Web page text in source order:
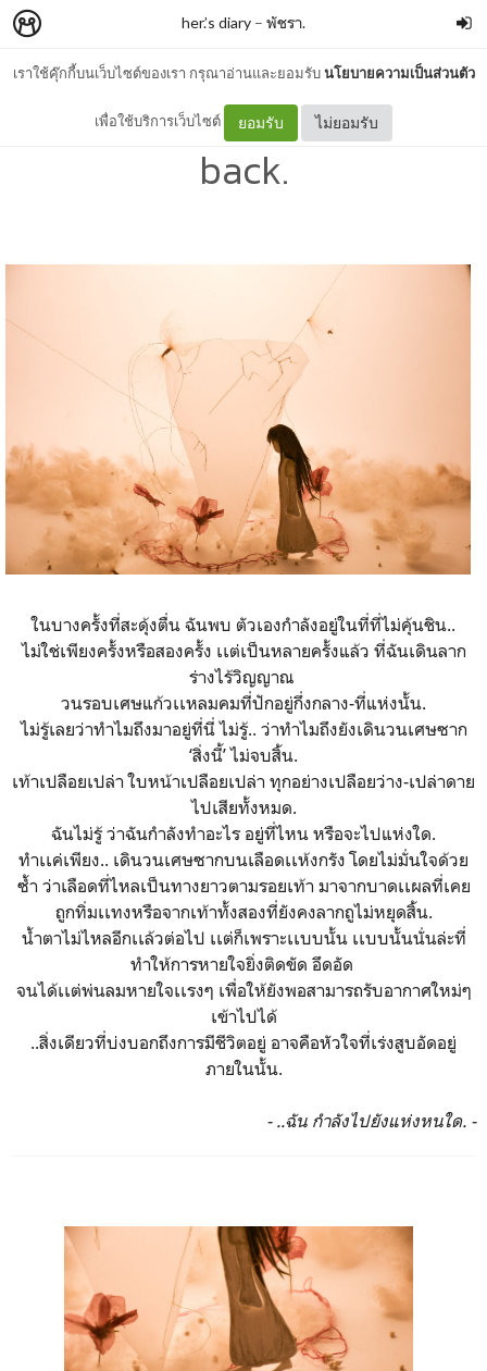
เราใช้คุ๊กกี้บนเว็บไซต์ของเรา กรุณาอ่านและยอมรับนโยบายความเป็นส่วนตัว
เพื่อใช้บริการเว็บไซต์ ยอมรับ ไม่ยอมรับ
her.’s diary – พัชรา.
Dear ..love, please come
back.
ในบางครั้งที่สะดุ้งตื่น ฉันพบ ตัวเองกำลังอยู่ในที่ที่ไม่คุ้นชิน..
ไม่ใช่เพียงครั้งหรือสองครั้ง เเต่เป็นหลายครั้งแล้ว ที่ฉันเดินลาก
ร่างไร้วิญญาณ
วนรอบเศษแก้วเเหลมคมที่ปักอยู่กึ่งกลาง-ที่แห่งนั้น.
ไม่รู้เลยว่าทำไมถึงมาอยู่ที่นี่ ไม่รู้.. ว่าทำไมถึงยังเดินวนเศษซาก
‘สิ่งนี้’ไม่จบสิ้น.
เท้าเปลือยเปล่า ใบหน้าเปลือยเปล่า ทุกอย่างเปลือยว่าง-เปล่าดาย
ไปเสียทั้งหมด.
ฉันไม่รู้ ว่าฉันกำลังทำอะไร อยู่ที่ไหน หรือจะไปแห่งใด.
ทำเเค่เพียง.. เดินวนเศษซากบนเลือดเเห้งกรัง โดยไม่มั่นใจด้วย
ซ้ำ ว่าเลือดที่ไหลเป็นทางยาวตามรอยเท้า มาจากบาดเเผลที่เคย
ถูกทิ่มเเทงหรือจากเท้าทั้งสองที่ยังคงลากถูไม่หยุดสิ้น.
น้ำตาไม่ไหลอีกเเล้วต่อไป เเต่ก็เพราะเเบบนั้น เเบบนั้นนั่นล่ะที่
ทำให้การหายใจยิ่งติดขัด อึดอัด
จนได้เเต่พ่นลมหายใจเเรงๆ เพื่อให้ยังพอสามารถรับอากาศใหม่ๆ
เข้าไปได้
..สิ่งเดียวที่บ่งบอกถึงการมีชีวิตอยู่ อาจคือหัวใจที่เร่งสูบอัดอยู่
ภายในนั้น.
- ..ฉัน กำลังไปยังแห่งหนใด. -